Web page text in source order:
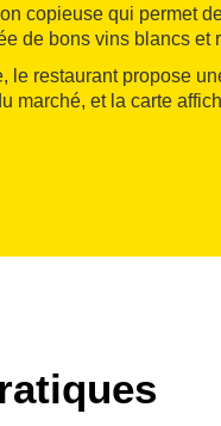
copieuse qui permet
de bons vins blancs et
le restaurant propose
marché, et la carte